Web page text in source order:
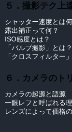
５．撮影テク上
シャッター速度とは
露出補正って何？
ISO感度とは？
「バルブ撮影」とは？
「クロスフィルター
６．カメラのト
カメラの起源と語源
一眼レフと呼ばれる
レンズによって価格